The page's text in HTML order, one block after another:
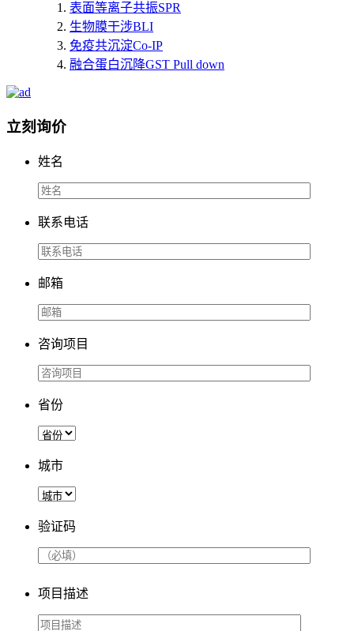
表面等离子共振SPR
生物膜干涉BLI
免疫共沉淀Co-IP
融合蛋白沉降GST Pull down
立刻询价
姓名
联系电话
邮箱
咨询项目
省份
城市
验证码
项目描述